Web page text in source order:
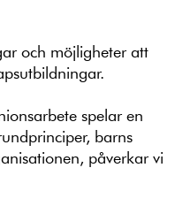
och möjligheter att
spelar en
barns
påverkar vi